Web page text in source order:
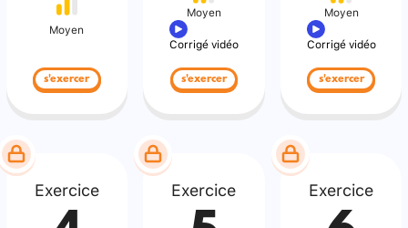
Moyen
s'exercer
Moyen
Corrigé vidéo
s'exercer
Moyen
Corrigé vidéo
s'exercer
Exercice Exercice Exercice